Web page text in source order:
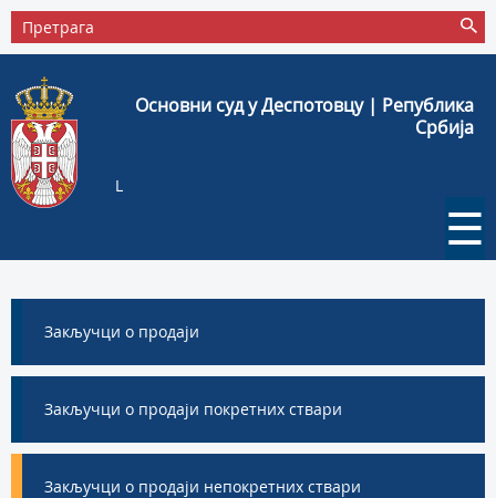
Основни суд у Деспотовцу | Република
Србија
L
☰
Закључци о продаји
Закључци о продаји покретних ствари
Закључци о продаји непокретних ствари